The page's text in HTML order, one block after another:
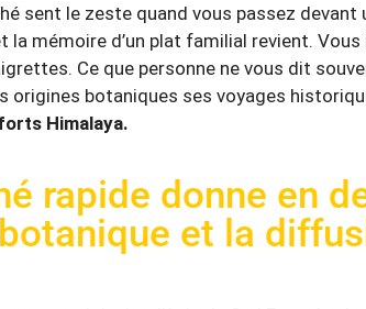
sent le zeste quand vous passez
la mémoire d’un plat familial revient.
Ce que personne ne vous dit
origines botaniques ses voyages
Himalaya.
rapide donne en
botanique et la